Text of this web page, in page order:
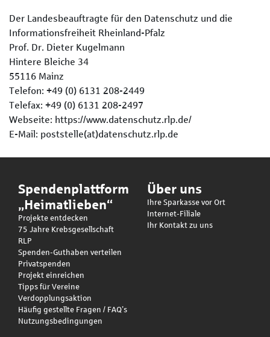
Der Landesbeauftragte für den Datenschutz und die
Informationsfreiheit Rheinland-Pfalz
Prof. Dr. Dieter Kugelmann
Hintere Bleiche 34
55116 Mainz
Telefon: +49 (0) 6131 208-2449
Telefax: +49 (0) 6131 208-2497
Webseite: https://www.datenschutz.rlp.de/
E-Mail: poststelle(at)datenschutz.rlp.de
Spendenplattform
„Heimatlieben“
Projekte entdecken
75 Jahre Krebsgesellschaft
RLP
Spenden-Guthaben verteilen
Privatspenden
Projekt einreichen
Tipps für Vereine
Verdopplungsaktion
Häufig gestellte Fragen / FAQ’s
Nutzungsbedingungen
Über uns
Ihre Sparkasse vor Ort
Internet-Filiale
Ihr Kontakt zu uns